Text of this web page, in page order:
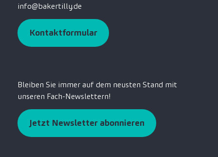
info@bakertilly.de
Kontaktformular
Bleiben Sie immer auf dem neusten Stand mit
unseren Fach-Newslettern!
Jetzt Newsletter abonnieren